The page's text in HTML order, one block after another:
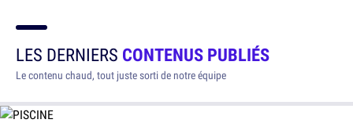
LES DERNIERS CONTENUS PUBLIÉS
Le contenu chaud, tout juste sorti de notre équipe